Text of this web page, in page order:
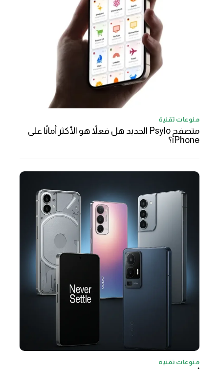
منوعات تقنية
متصفح Psylo الجديد هل فعلاً هو الأكثر أمانًا على
iPhone؟
منوعات تقنية